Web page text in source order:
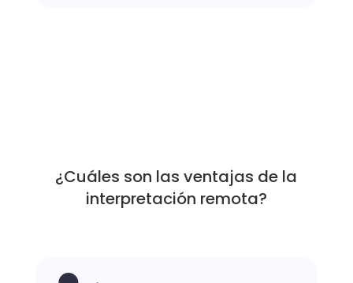
¿Cuáles son las ventajas de la
interpretación remota?